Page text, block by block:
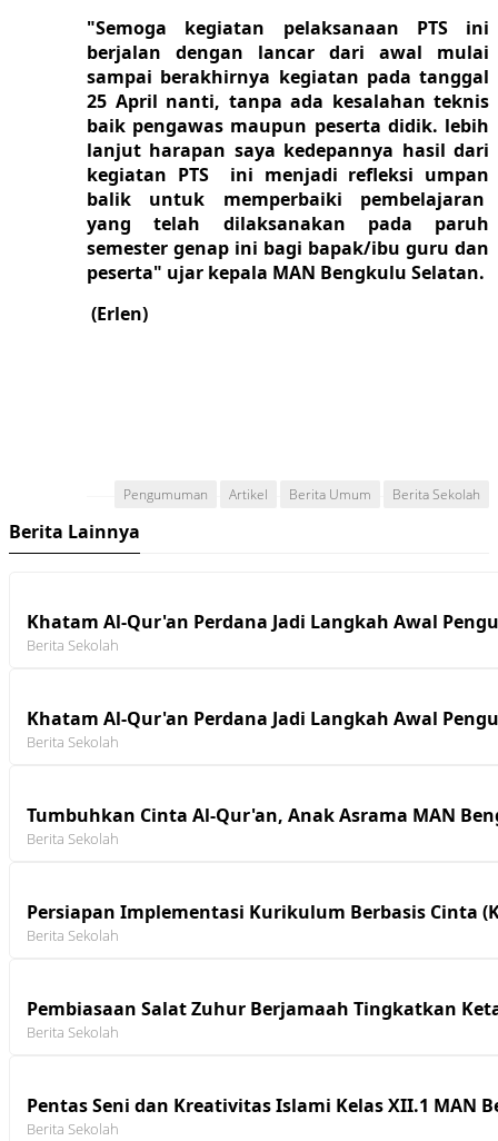
"Semoga kegiatan pelaksanaan PTS ini
berjalan dengan lancar dari awal mulai
sampai berakhirnya kegiatan pada tanggal
25 April nanti, tanpa ada kesalahan teknis
baik pengawas maupun peserta didik. lebih
lanjut harapan saya kedepannya hasil dari
kegiatan PTS ini menjadi refleksi umpan
balik untuk memperbaiki pembelajaran
yang telah dilaksanakan pada paruh
semester genap ini bagi bapak/ibu guru dan
peserta" ujar kepala MAN Bengkulu Selatan.
(Erlen)
Pengumuman Artikel Berita Umum Berita Sekolah
Berita Lainnya
Khatam Al-Qur'an Perdana Jadi Langkah Awal
Berita Sekolah
Khatam Al-Qur'an Perdana Jadi Langkah Awal
Berita Sekolah
Tumbuhkan Cinta Al-Qur'an, Anak Asrama MAN
Berita Sekolah
Persiapan Implementasi Kurikulum Berbasis Cinta
Berita Sekolah
Pembiasaan Salat Zuhur Berjamaah Tingkatkan
Berita Sekolah
Pentas Seni dan Kreativitas Islami Kelas XII.1 MAN
Berita Sekolah